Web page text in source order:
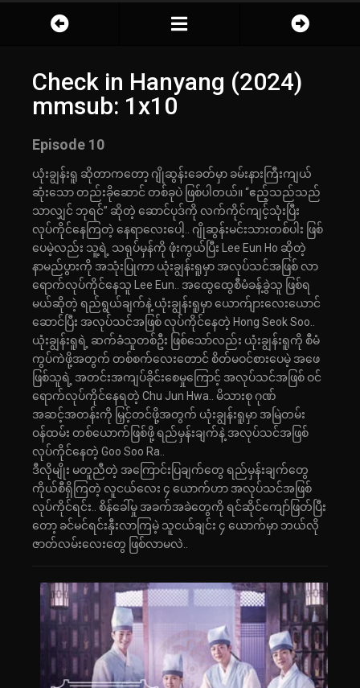
Check in Hanyang (2024)
mmsub: 1x10
Episode 10
ယုံးချွန်းရူ ဆိုတာကတော့ ဂျိုဆွန်းခေတ်မှာ ခမ်းနားကြီးကျယ်
ဆုံးသော တည်းခိုဆောင် တစ်ခုပဲ ဖြစ်ပါတယ်။ “ဧည့်သည်သည်
သာလျှင် ဘုရင်” ဆိုတဲ့ ဆောင်ပုဒ်ကို လက်ကိုင်ကျင့်သုံးပြီး
လုပ်ကိုင်နေကြတဲ့ နေရာလေးပေါ့.. ဂျိုဆွန်းမင်းသားတစ်ပါး ဖြစ်
ပေမဲ့လည်း သူ့ရဲ့ သရုပ်မှန်ကို ဖုံးကွယ်ပြီး Lee Eun Ho ဆိုတဲ့
နာမည်ပွားကို အသုံးပြုကာ ယုံးချွန်းရူမှာ အလုပ်သင်အဖြစ် လာ
ရောက်လုပ်ကိုင်နေသူ Lee Eun.. အထွေထွေစီမံခန့်ခွဲသူ ဖြစ်ရ
မယ်ဆိုတဲ့ ရည်ရွယ်ချက်နဲ့ ယုံးချွန်းရူမှာ ယောက်ျားလေးယောင်
ဆောင်ပြီး အလုပ်သင်အဖြစ် လုပ်ကိုင်နေတဲ့ Hong Seok Soo..
ယုံးချွန်းရူရဲ့ ဆက်ခံသူတစ်ဦး ဖြစ်သော်လည်း ယုံးချွန်းရူကို စီမံ
ကွပ်ကဲဖို့အတွက် တစ်စက်လေးတောင် စိတ်မဝင်စားပေမဲ့ အဖေ
ဖြစ်သူရဲ့ အတင်းအကျပ်ခိုင်းစေမှုကြောင့် အလုပ်သင်အဖြစ် ဝင်
ရောက်လုပ်ကိုင်နေရတဲ့ Chu Jun Hwa.. မိသားစု ဂုဏ်
အဆင့်အတန်းကို မြှင့်တင်ဖို့အတွက် ယုံးချွန်းရူမှာ အမြဲတမ်း
ဝန်ထမ်း တစ်ယောက်ဖြစ်ဖို့ ရည်မှန်းချက်နဲ့ အလုပ်သင်အဖြစ်
လုပ်ကိုင်နေတဲ့ Goo Soo Ra..
ဒီလိုမျိုး မတူညီတဲ့ အကြောင်းပြချက်တွေ ရည်မှန်းချက်တွေ
ကိုယ်စီရှိကြတဲ့ လူငယ်လေး ၄ ယောက်ဟာ အလုပ်သင်အဖြစ်
လုပ်ကိုင်ရင်း.. စိန်ခေါ်မှု အခက်အခဲတွေကို ရင်ဆိုင်ကျော်ဖြတ်ပြီး
တော့ ခင်မင်ရင်းနှီးလာကြမဲ့ သူငယ်ချင်း ၄ ယောက်မှာ ဘယ်လို
ဇာတ်လမ်းလေးတွေ ဖြစ်လာမလဲ..